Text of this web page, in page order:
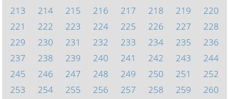
213
214 215 216 217 218 219
220
221
222 223 224 225 226 227
228
229
230 231 232 233 234 235
236
237
238 239 240 241 242 243
244
245
246 247 248 249 250 251
252
253
254 255 256 257 258 259
260